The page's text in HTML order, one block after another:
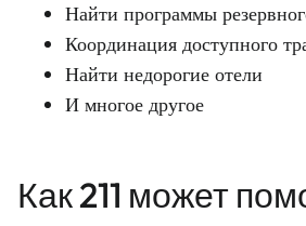
Найти программы
Координация доступного
Найти недорогие отели
И многое другое
Как 211 может